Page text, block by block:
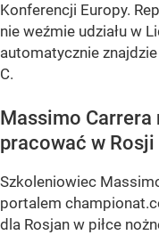
Konferencji Europy.
nie weźmie udziału w
automatycznie
C.
Massimo Carrera
pracować w Rosji
Szkoleniowiec
portalem
dla Rosjan w piłce